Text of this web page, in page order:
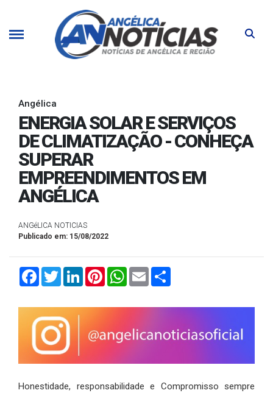
Angélica
ENERGIA SOLAR E SERVIÇOS
DE CLIMATIZAÇÃO - CONHEÇA
SUPERAR
EMPREENDIMENTOS EM
ANGÉLICA
ANGéLICA NOTICIAS
Publicado em: 15/08/2022
FacebookTwitterLinkedInPinterestWhatsApp
Email
Honestidade, responsabilidade e Compromisso sempre